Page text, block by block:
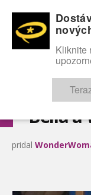
OMG! SEXICE
Bella a
pridal
Kliknite